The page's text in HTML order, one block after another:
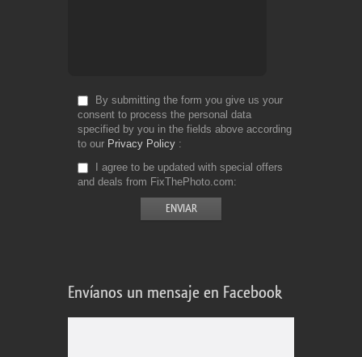
By submitting the form you give us your
consent to process the personal data
specified by you in the fields above according
to our Privacy Policy
I agree to be updated with special offers
and deals from FixThePhoto.com
Envíanos un mensaje en Facebook